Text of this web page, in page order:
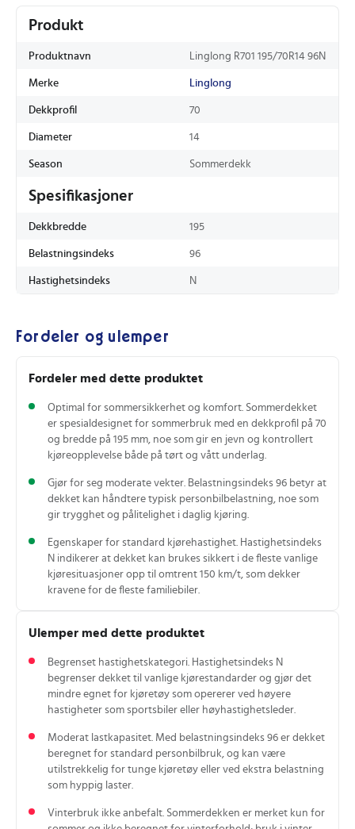
Produkt
Produktnavn Linglong R701 195/70R14 96N
Merke Linglong
Dekkprofil 70
Diameter 14
Season Sommerdekk
Spesifikasjoner
Dekkbredde 195
Belastningsindeks 96
Hastighetsindeks N
Fordeler og ulemper
Fordeler med dette produktet
Optimal for sommersikkerhet og komfort. Sommerdekket
er spesialdesignet for sommerbruk med en dekkprofil på 70
og bredde på 195 mm, noe som gir en jevn og kontrollert
kjøreopplevelse både på tørt og vått underlag.
Gjør for seg moderate vekter. Belastningsindeks 96 betyr at
dekket kan håndtere typisk personbilbelastning, noe som
gir trygghet og pålitelighet i daglig kjøring.
Egenskaper for standard kjørehastighet. Hastighetsindeks
N indikerer at dekket kan brukes sikkert i de fleste vanlige
kjøresituasjoner opp til omtrent 150 km/t, som dekker
kravene for de fleste familiebiler.
Ulemper med dette produktet
Begrenset hastighetskategori. Hastighetsindeks N
begrenser dekket til vanlige kjørestandarder og gjør det
mindre egnet for kjøretøy som opererer ved høyere
hastigheter som sportsbiler eller høyhastighetsleder.
Moderat lastkapasitet. Med belastningsindeks 96 er dekket
beregnet for standard personbilbruk, og kan være
utilstrekkelig for tunge kjøretøy eller ved ekstra belastning
som hyppig laster.
Vinterbruk ikke anbefalt. Sommerdekken er merket kun for